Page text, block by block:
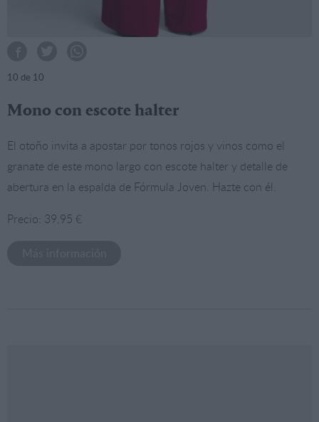
10 de 10
Mono con escote halter
El otoño invita a apostar por tonos rojos y vinos como el
granate de este mono largo con escote halter y detalle de
abertura en la espalda de Fórmula Joven. Hazte con él.
Precio: 39,95 €